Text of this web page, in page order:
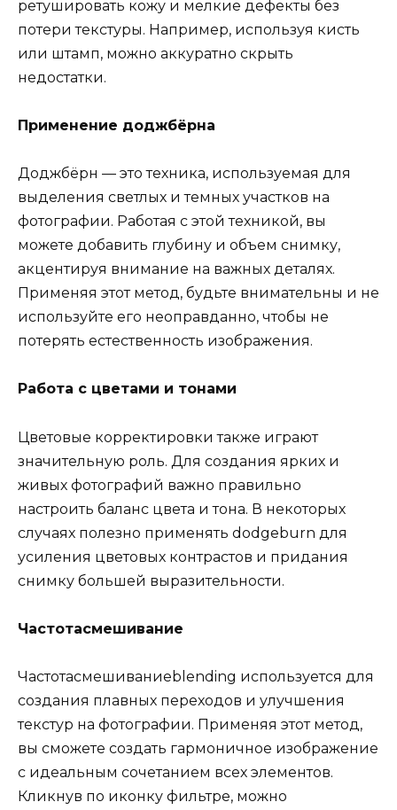
ретушировать кожу и мелкие дефекты без
потери текстуры. Например, используя кисть
или штамп, можно аккуратно скрыть
недостатки.
Применение доджбёрна
Доджбёрн — это техника, используемая для
выделения светлых и темных участков на
фотографии. Работая с этой техникой, вы
можете добавить глубину и объем снимку,
акцентируя внимание на важных деталях.
Применяя этот метод, будьте внимательны и не
используйте его неоправданно, чтобы не
потерять естественность изображения.
Работа с цветами и тонами
Цветовые корректировки также играют
значительную роль. Для создания ярких и
живых фотографий важно правильно
настроить баланс цвета и тона. В некоторых
случаях полезно применять dodgeburn для
усиления цветовых контрастов и придания
снимку большей выразительности.
Частотасмешивание
Частотасмешиваниеblending используется для
создания плавных переходов и улучшения
текстур на фотографии. Применяя этот метод,
вы сможете создать гармоничное изображение
с идеальным сочетанием всех элементов.
Кликнув по иконку фильтре, можно